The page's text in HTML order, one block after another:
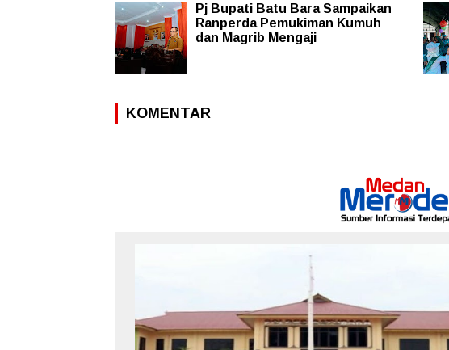
Pj Bupati Batu Bara Sampaikan
Ranperda Pemukiman Kumuh
dan Magrib Mengaji
KOMENTAR